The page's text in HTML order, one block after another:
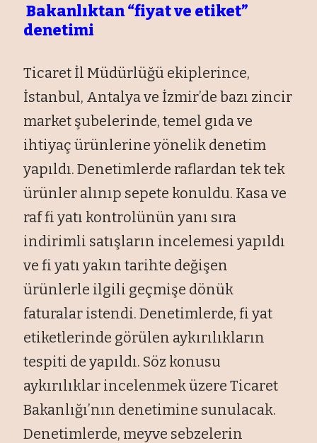
Bakanlıktan “fiyat ve etiket”
denetimi
Ticaret İl Müdürlüğü ekiplerince,
İstanbul, Antalya ve İzmir’de bazı zincir
market şubelerinde, temel gıda ve
ihtiyaç ürünlerine yönelik denetim
yapıldı. Denetimlerde raflardan tek tek
ürünler alınıp sepete konuldu. Kasa ve
raf fi yatı kontrolünün yanı sıra
indirimli satışların incelemesi yapıldı
ve fi yatı yakın tarihte değişen
ürünlerle ilgili geçmişe dönük
faturalar istendi. Denetimlerde, fi yat
etiketlerinde görülen aykırılıkların
tespiti de yapıldı. Söz konusu
aykırılıklar incelenmek üzere Ticaret
Bakanlığı’nın denetimine sunulacak.
Denetimlerde, meyve sebzelerin